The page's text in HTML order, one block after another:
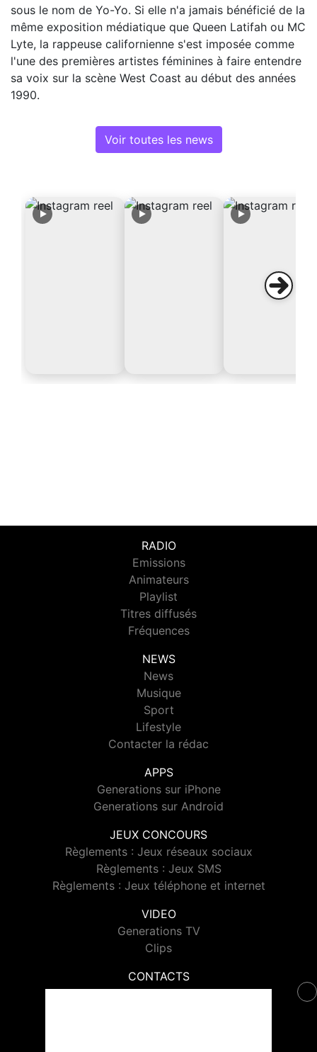
sous le nom de Yo-Yo. Si elle n'a jamais bénéficié de la
même exposition médiatique que Queen Latifah ou MC
Lyte, la rappeuse californienne s'est imposée comme
l'une des premières artistes féminines à faire entendre
sa voix sur la scène West Coast au début des années
1990.
Voir toutes les news
RADIO
Emissions
Animateurs
Playlist
Titres diffusés
Fréquences
NEWS
News
Musique
Sport
Lifestyle
Contacter la rédac
APPS
Generations sur iPhone
Generations sur Android
JEUX CONCOURS
Règlements : Jeux réseaux sociaux
Règlements : Jeux SMS
Règlements : Jeux téléphone et internet
VIDEO
Generations TV
Clips
CONTACTS
Contacter Generations